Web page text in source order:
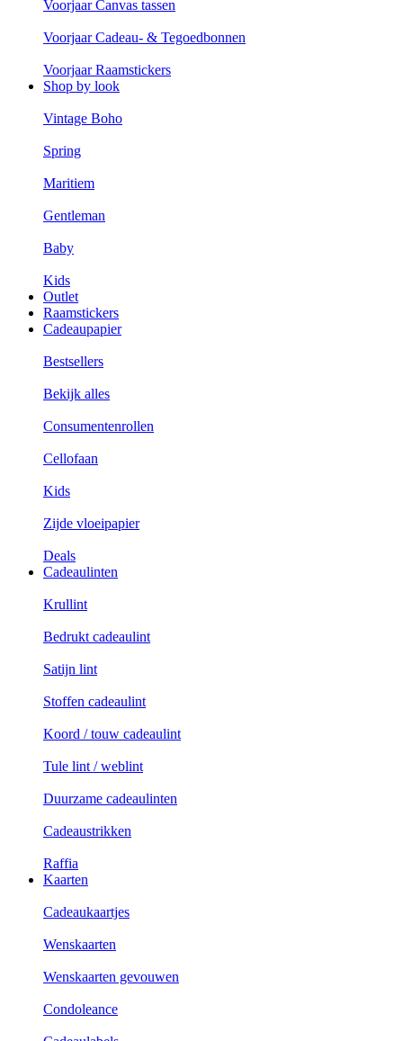
Voorjaar Canvas tassen
Voorjaar Cadeau- & Tegoedbonnen
Voorjaar Raamstickers
Shop by look
Vintage Boho
Spring
Maritiem
Gentleman
Baby
Kids
Outlet
Raamstickers
Cadeaupapier
Bestsellers
Bekijk alles
Consumentenrollen
Cellofaan
Kids
Zijde vloeipapier
Deals
Cadeaulinten
Krullint
Bedrukt cadeaulint
Satijn lint
Stoffen cadeaulint
Koord / touw cadeaulint
Tule lint / weblint
Duurzame cadeaulinten
Cadeaustrikken
Raffia
Kaarten
Cadeaukaartjes
Wenskaarten
Wenskaarten gevouwen
Condoleance